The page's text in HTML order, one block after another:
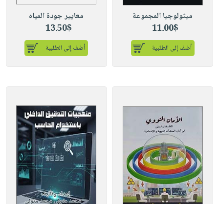
ميثولوجيا المجموعة
11.00$
أضف إلى الطلبية
معايير جودة المياه
13.50$
أضف إلى الطلبية